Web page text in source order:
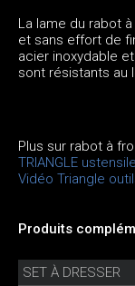
La lame du rabot
et sans effort de
acier inoxydable
sont résistants au
Plus sur rabot à
TRIANGLE
Vidéo Triangle
Produits
SET À DRESSER